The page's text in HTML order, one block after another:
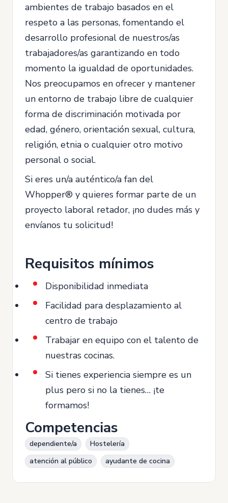
ambientes de trabajo basados en el
respeto a las personas, fomentando el
desarrollo profesional de nuestros/as
trabajadores/as garantizando en todo
momento la igualdad de oportunidades.
Nos preocupamos en ofrecer y mantener
un entorno de trabajo libre de cualquier
forma de discriminación motivada por
edad, género, orientación sexual, cultura,
religión, etnia o cualquier otro motivo
personal o social.
Si eres un/a auténtico/a fan del
Whopper® y quieres formar parte de un
proyecto laboral retador, ¡no dudes más y
envíanos tu solicitud!
Requisitos mínimos
Disponibilidad inmediata
Facilidad para desplazamiento al
centro de trabajo
Trabajar en equipo con el talento de
nuestras cocinas.
Si tienes experiencia siempre es un
plus pero si no la tienes… ¡te
formamos!
Competencias
dependiente/a
Hostelería
atención al público
ayudante de cocina